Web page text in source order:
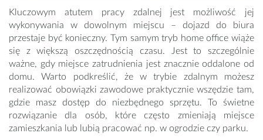
Kluczowym atutem pracy zdalnej jest możliwość jej
wykonywania w dowolnym miejscu – dojazd do biura
przestaje być konieczny. Tym samym tryb home office wiąże
się z większą oszczędnością czasu. Jest to szczególnie
ważne, gdy miejsce zatrudnienia jest znacznie oddalone od
domu. Warto podkreślić, że w trybie zdalnym możesz
realizować obowiązki zawodowe praktycznie wszędzie tam,
gdzie masz dostęp do niezbędnego sprzętu. To świetne
rozwiązanie dla osób, które często zmieniają miejsce
zamieszkania lub lubią pracować np. w ogrodzie czy parku.